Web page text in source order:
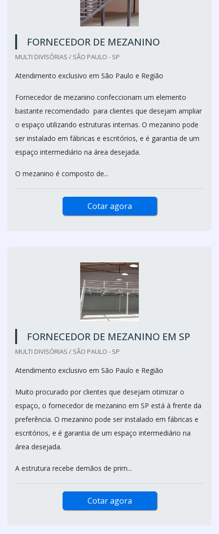
FORNECEDOR DE MEZANINO
MULTI DIVISÓRIAS / SÃO PAULO - SP
Atendimento exclusivo em São Paulo e Região
Fornecedor de mezanino confeccionam um elemento
bastante recomendado para clientes que desejam ampliar
o espaço utilizando estruturas internas. O mezanino pode
ser instalado em fábricas e escritórios, e é garantia de um
espaço intermediário na área desejada.
O mezanino é composto de...
Cotar agora
FORNECEDOR DE MEZANINO EM SP
MULTI DIVISÓRIAS / SÃO PAULO - SP
Atendimento exclusivo em São Paulo e Região
Muito procurado por clientes que desejam otimizar o
espaço, o fornecedor de mezanino em SP está à frente da
preferência. O mezanino pode ser instalado em fábricas e
escritórios, e é garantia de um espaço intermediário na
área desejada.
A estrutura recebe demãos de prim...
Cotar agora